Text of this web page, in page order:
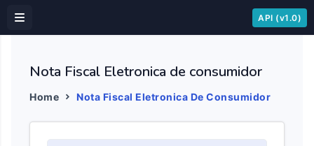
API (v1.0)
Nota Fiscal Eletronica de consumidor
Home Nota Fiscal Eletronica De Consumidor